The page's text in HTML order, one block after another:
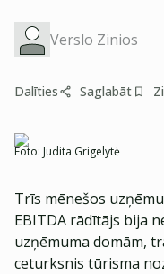
Verslo Zinios
Dalīties Saglabāt
Foto: Judita Grigelytė
Trīs mēnešos
EBITDA rādītājs bija
uzņēmuma domām,
ceturksnis tūrisma